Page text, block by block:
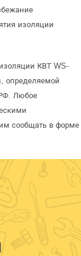
изоляции
КВТ WS-
определяемой
Любое
сообщать в форме